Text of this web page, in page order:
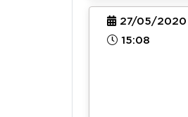
27/05/2020
15:08